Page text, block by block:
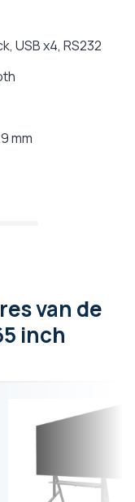
USB x4, RS232
mm
van de
inch